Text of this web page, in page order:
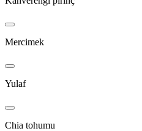
Mercimek
Yulaf
Chia tohumu